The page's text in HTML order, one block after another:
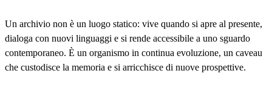
Un archivio non è un luogo statico: vive quando si apre al presente,
dialoga con nuovi linguaggi e si rende accessibile a uno sguardo
contemporaneo. È un organismo in continua evoluzione, un caveau
che custodisce la memoria e si arricchisce di nuove prospettive.